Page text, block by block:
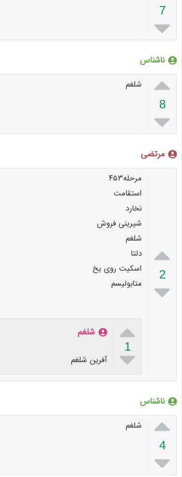
7

ناشناس

8

شلغم
مرتضی

2

مرحله۴۵۳
استقامت
نخارد
شیرینی فروش
شلغم
دلتا
اسکیت روی یخ
متابولیسم

1

شلغم
آفرین شلغم
ناشناس

4

شلغم